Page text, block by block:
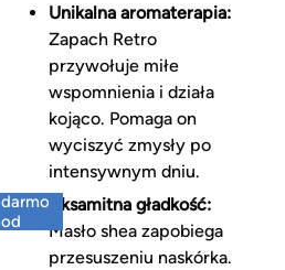
darmo
od
Unikalna aromaterapia:
Zapach Retro
przywołuje miłe
wspomnienia i działa
kojąco. Pomaga on
wyciszyć zmysły po
intensywnym dniu.
Aksamitna gładkość:
Masło shea zapobiega
przesuszeniu naskórka.